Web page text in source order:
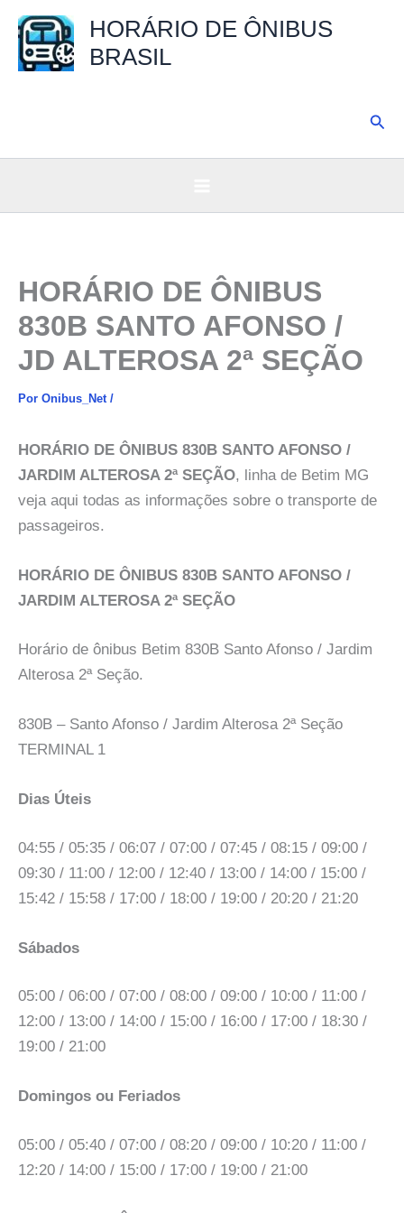
para
HORÁRIO DE ÔNIBUS
BRASIL
HORÁRIO DE ÔNIBUS
830B SANTO AFONSO /
JD ALTEROSA 2ª SEÇÃO
Por Onibus_Net /
HORÁRIO DE ÔNIBUS 830B SANTO AFONSO /
JARDIM ALTEROSA 2ª SEÇÃO, linha de Betim MG
veja aqui todas as informações sobre o transporte de
passageiros.
HORÁRIO DE ÔNIBUS 830B SANTO AFONSO /
JARDIM ALTEROSA 2ª SEÇÃO
Horário de ônibus Betim 830B Santo Afonso / Jardim
Alterosa 2ª Seção.
830B – Santo Afonso / Jardim Alterosa 2ª Seção
TERMINAL 1
Dias Úteis
04:55 / 05:35 / 06:07 / 07:00 / 07:45 / 08:15 / 09:00 /
09:30 / 11:00 / 12:00 / 12:40 / 13:00 / 14:00 / 15:00 /
15:42 / 15:58 / 17:00 / 18:00 / 19:00 / 20:20 / 21:20
Sábados
05:00 / 06:00 / 07:00 / 08:00 / 09:00 / 10:00 / 11:00 /
12:00 / 13:00 / 14:00 / 15:00 / 16:00 / 17:00 / 18:30 /
19:00 / 21:00
Domingos ou Feriados
05:00 / 05:40 / 07:00 / 08:20 / 09:00 / 10:20 / 11:00 /
12:20 / 14:00 / 15:00 / 17:00 / 19:00 / 21:00